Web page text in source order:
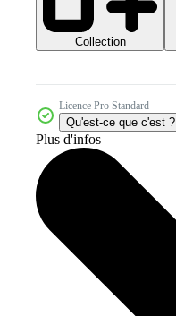
Collection
Licence Pro Standard
Qu'est-ce que c'est ?
Plus d'infos